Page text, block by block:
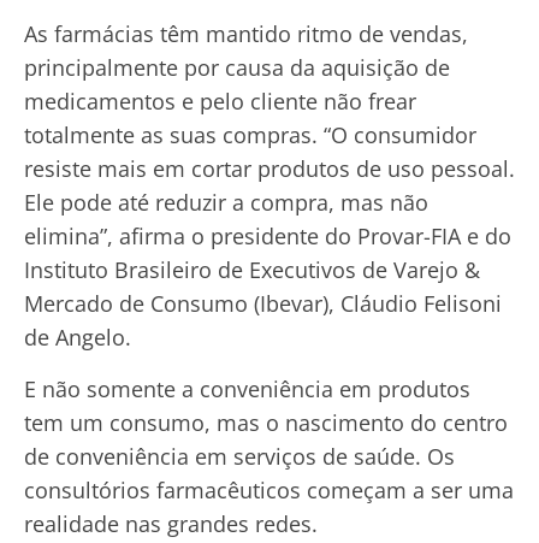
As farmácias têm mantido ritmo de vendas,
principalmente por causa da aquisição de
medicamentos e pelo cliente não frear
totalmente as suas compras. “O consumidor
resiste mais em cortar produtos de uso pessoal.
Ele pode até reduzir a compra, mas não
elimina”, afirma o presidente do Provar-FIA e do
Instituto Brasileiro de Executivos de Varejo &
Mercado de Consumo (Ibevar), Cláudio Felisoni
de Angelo.
E não somente a conveniência em produtos
tem um consumo, mas o nascimento do centro
de conveniência em serviços de saúde. Os
consultórios farmacêuticos começam a ser uma
realidade nas grandes redes.